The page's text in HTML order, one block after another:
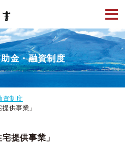
金・融資制度
資制度
供事業」
提供事業」